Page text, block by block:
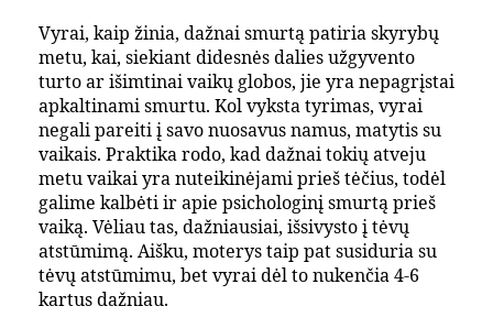
Vyrai, kaip žinia, dažnai smurtą patiria skyrybų
metu, kai, siekiant didesnės dalies užgyvento
turto ar išimtinai vaikų globos, jie yra nepagrįstai
apkaltinami smurtu. Kol vyksta tyrimas, vyrai
negali pareiti į savo nuosavus namus, matytis su
vaikais. Praktika rodo, kad dažnai tokių atveju
metu vaikai yra nuteikinėjami prieš tėčius, todėl
galime kalbėti ir apie psichologinį smurtą prieš
vaiką. Vėliau tas, dažniausiai, išsivysto į tėvų
atstūmimą. Aišku, moterys taip pat susiduria su
tėvų atstūmimu, bet vyrai dėl to nukenčia 4-6
kartus dažniau.